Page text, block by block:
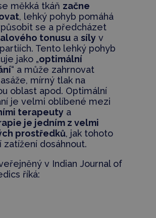
měkká tkáň začne
, lehký pohyb pomáhá
se a předcházet
tonusua sílyv
Tento lehký pohyb
jako „optimální
“ a může zahrnovat
mírný tlak na
oblast apod. Optimální
je velmi oblíbené mezi
terapeutya
je jedním z velmi
prostředků, jak tohoto
zatížení dosáhnout.
v Indian Journal of
říká: